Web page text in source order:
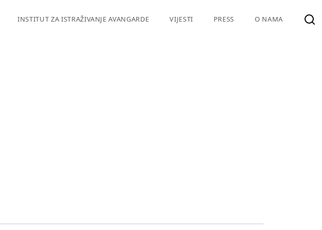
INSTITUT ZA ISTRAŽIVANJE AVANGARDE VIJESTI PRESS O NAMA